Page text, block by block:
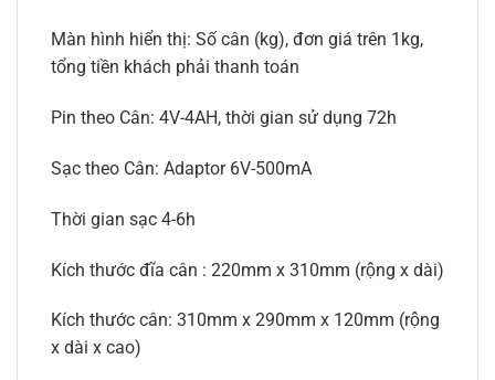
Màn hình hiển thị: Số cân (kg), đơn giá trên 1kg,
tổng tiền khách phải thanh toán
Pin theo Cân: 4V-4AH, thời gian sử dụng 72h
Sạc theo Cân: Adaptor 6V-500mA
Thời gian sạc 4-6h
Kích thước đĩa cân : 220mm x 310mm (rộng x dài)
Kích thước cân: 310mm x 290mm x 120mm (rộng
x dài x cao)